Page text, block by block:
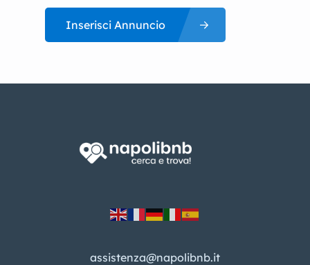
Inserisci Annuncio
assistenza@napolibnb.it